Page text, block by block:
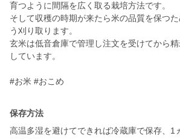
育つように間隔を広く取る栽培方法です。
そして収穫の時期が来たら米の品質を保つ
う刈り取ります。
玄米は低音倉庫で管理し注文を受けてから
しています。
#お米 #おこめ
保存方法
高温多湿を避けてできれば冷蔵庫で保存、1